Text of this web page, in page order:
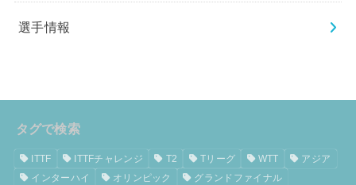
選手情報
タグで検索
ITTF ITTFチャレンジ T2 Tリーグ WTT
アジア
インターハイ
オリンピック
グランドファイナル